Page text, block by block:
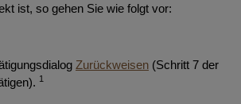
ist, so gehen Sie wie folgt vor:
Zurückweisen (Schritt 7 der
1